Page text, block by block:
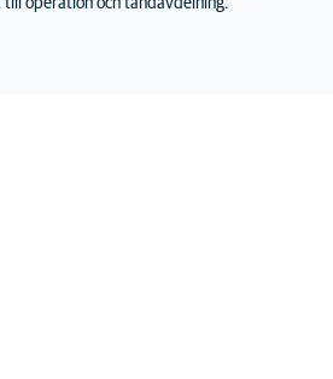
operation och tandavdelning.